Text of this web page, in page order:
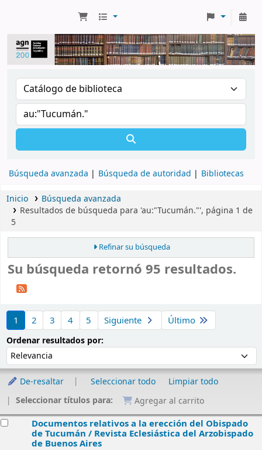
Búsqueda avanzada Búsqueda de autoridad Bibliotecas
Inicio
Búsqueda avanzada
Resultados de búsqueda para 'au:"Tucumán."', página 1 de
5
Refinar su búsqueda
Su búsqueda retornó 95 resultados.
1
2 3 4 5 Siguiente Último
Ordenar resultados por:
De-resaltar Seleccionar todo
Limpiar todo
Seleccionar títulos para:
Agregar al carrito
Documentos relativos a la erección del Obispado
de Tucumán / Revista Eclesiástica del Arzobispado
de Buenos Aires